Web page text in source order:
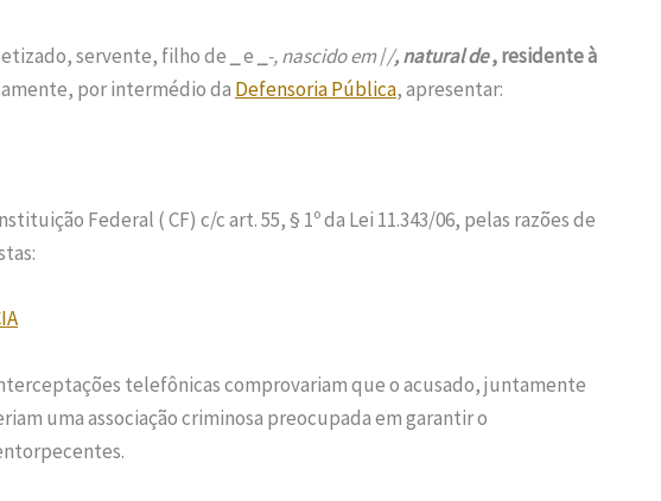
servente, filho de e -, nascido em//, natural de, residente à
por intermédio da Defensoria Pública, apresentar:
Federal ( CF) c/c art. 55, § 1º da Lei 11.343/06, pelas razões de
telefônicas comprovariam que o acusado, juntamente
uma associação criminosa preocupada em garantir o